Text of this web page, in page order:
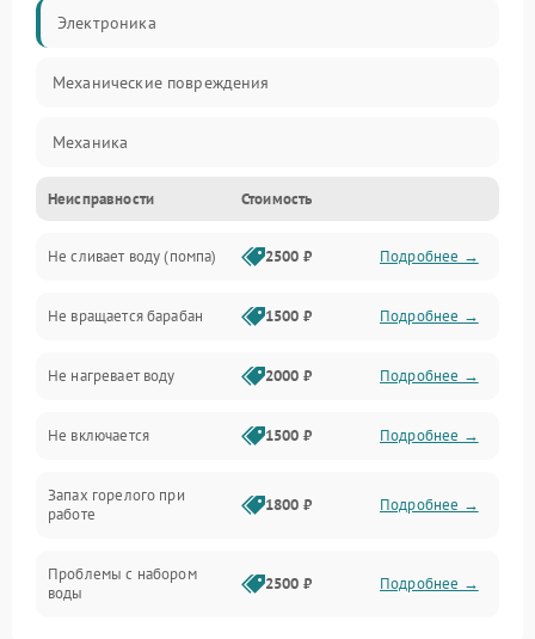
Электроника
Механические повреждения
Механика
Электропитание
Водоснабжение
Слив
Программное обеспечение
Неисправности Стоимость
Не сливает воду (помпа) 2500 ₽ Подробнее →
Не вращается барабан 1500 ₽ Подробнее →
Не нагревает воду 2000 ₽ Подробнее →
Не включается 1500 ₽ Подробнее →
Запах горелого при
работе
1800 ₽ Подробнее →
Проблемы с набором
воды
2500 ₽ Подробнее →